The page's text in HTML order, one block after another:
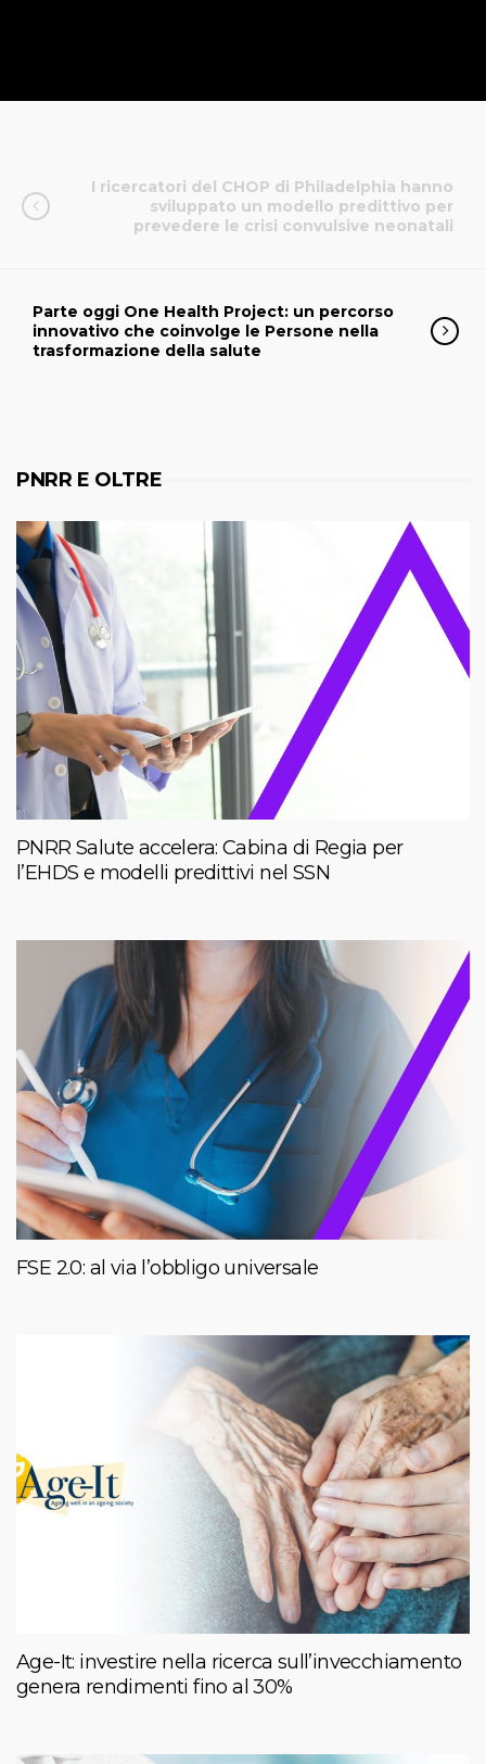
I ricercatori del CHOP di Philadelphia hanno
sviluppato un modello predittivo per
prevedere le crisi convulsive neonatali
Parte oggi One Health Project: un percorso
innovativo che coinvolge le Persone nella
trasformazione della salute
PNRR E OLTRE
PNRR Salute accelera: Cabina di Regia per
l’EHDS e modelli predittivi nel SSN
FSE 2.0: al via l’obbligo universale
Age-It: investire nella ricerca sull’invecchiamento
genera rendimenti fino al 30%